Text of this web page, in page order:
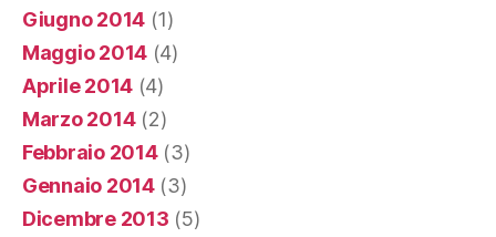
Giugno 2014 (1)
Maggio 2014 (4)
Aprile 2014 (4)
Marzo 2014(2)
Febbraio 2014(3)
Gennaio 2014(3)
Dicembre 2013 (5)